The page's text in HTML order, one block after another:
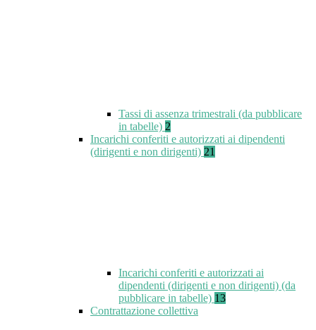
Tassi di assenza trimestrali (da pubblicare
in tabelle) 2
Incarichi conferiti e autorizzati ai dipendenti
(dirigenti e non dirigenti) 21
Incarichi conferiti e autorizzati ai
dipendenti (dirigenti e non dirigenti) (da
pubblicare in tabelle) 13
Contrattazione collettiva